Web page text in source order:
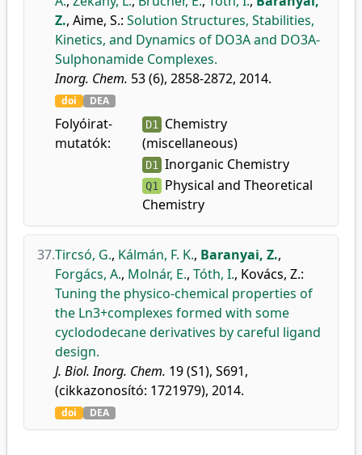
Z., Aime, S.: Solution Structures, Stabilities,
Kinetics, and Dynamics of DO3A and DO3A-
Sulphonamide Complexes.
Inorg. Chem. 53 (6), 2858-2872, 2014.
doi DEA
Folyóirat-
mutatók:
D1
Chemistry
(miscellaneous)
D1 Inorganic Chemistry
Q1
Physical and Theoretical
Chemistry
37.Tircsó, G., Kálmán, F. K., Baranyai, Z.,
Forgács, A., Molnár, E., Tóth, I., Kovács, Z.:
Tuning the physico-chemical properties of
the Ln3+complexes formed with some
cyclododecane derivatives by careful ligand
design.
J. Biol. Inorg. Chem. 19 (S1), S691,
(cikkazonosító: 1721979), 2014.
doi DEA